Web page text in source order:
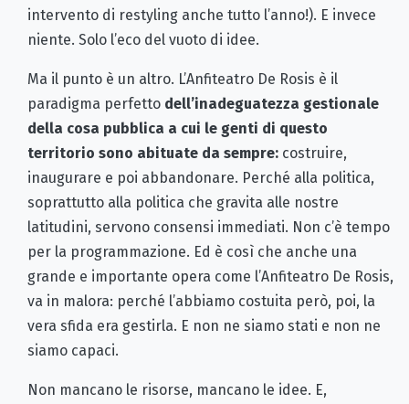
intervento di restyling anche tutto l’anno!). E invece
niente. Solo l’eco del vuoto di idee.
Ma il punto è un altro. L’Anfiteatro De Rosis è il
paradigma perfetto dell’inadeguatezza gestionale
della cosa pubblica a cui le genti di questo
territorio sono abituate da sempre: costruire,
inaugurare e poi abbandonare. Perché alla politica,
soprattutto alla politica che gravita alle nostre
latitudini, servono consensi immediati. Non c’è tempo
per la programmazione. Ed è così che anche una
grande e importante opera come l’Anfiteatro De Rosis,
va in malora: perché l’abbiamo costuita però, poi, la
vera sfida era gestirla. E non ne siamo stati e non ne
siamo capaci.
Non mancano le risorse, mancano le idee. E,